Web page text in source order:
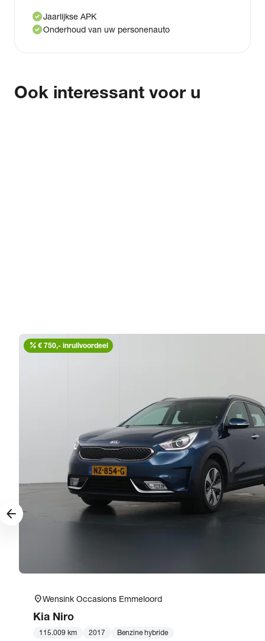
check_circleJaarlijkse APK
check_circleOnderhoud van uw personenauto
Ook interessant voor u
percent € 750,- inruilvoordeel
location_onWensink Occasions Emmeloord
Kia Niro
115.009 km 2017 Benzine hybride
arrow_forward